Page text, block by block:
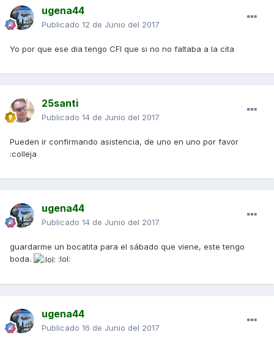
ugena44
Publicado 12 de Junio del 2017
Yo por que ese dia tengo CFI que si no no faltaba a la cita
25santi
Publicado 14 de Junio del 2017
Pueden ir confirmando asistencia, de uno en uno por favor
:colleja
ugena44
Publicado 14 de Junio del 2017
guardarme un bocatita para el sábado que viene, este tengo
boda.
:lol:
ugena44
Publicado 16 de Junio del 2017